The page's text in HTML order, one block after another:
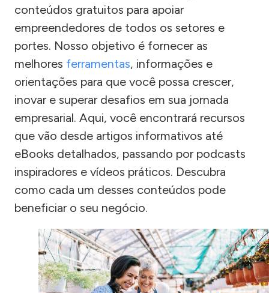
conteúdos gratuitos para apoiar
empreendedores de todos os setores e
portes. Nosso objetivo é fornecer as
melhores ferramentas, informações e
orientações para que você possa crescer,
inovar e superar desafios em sua jornada
empresarial. Aqui, você encontrará recursos
que vão desde artigos informativos até
eBooks detalhados, passando por podcasts
inspiradores e vídeos práticos. Descubra
como cada um desses conteúdos pode
beneficiar o seu negócio.